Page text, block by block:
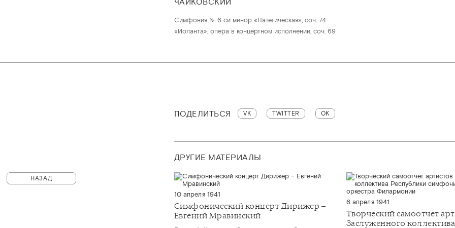
Симфония № 6 си минор «Патетическая», соч. 74
«Иоланта», опера в концертном исполнении, соч. 69
ПОДЕЛИТЬСЯ VK TWITTER OK
ДРУГИЕ МАТЕРИАЛЫ
6 апреля 1941
Творческий самоотчет
Заслуженного коллектива
10 апреля 1941
Симфонический концерт Дирижер –
Евгений Мравинский
НАЗАД